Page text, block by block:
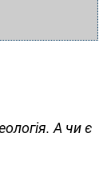
А чи є